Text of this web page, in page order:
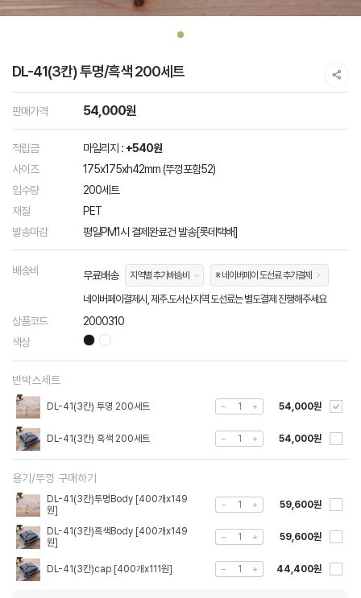
DL-41(3칸) 투명/흑색 200세트
판매가격 54,000원
적립금 마일리지 : +540원
사이즈
175x175xh42mm (뚜껑포함52)
입수량
200세트
재질
PET
발송마감
평일PM1시 결제완료건 발송[롯데택배]
배송비 무료배송 지역별 추가배송비 ※ 네이버페이 도선료 추가결제
네이버페이결제시, 제주.도서산지역 도선료는 별도결제 진행해주세요
상품코드
2000310
색상
반박스세트
DL-41(3칸) 투명 200세트 54,000원
DL-41(3칸) 흑색 200세트 54,000원
용기/뚜껑 구매하기
DL-41(3칸)투명Body [400개x149
원]
59,600원
DL-41(3칸)흑색Body [400개x149
원]
59,600원
DL-41(3칸)cap [400개x111원] 44,400원